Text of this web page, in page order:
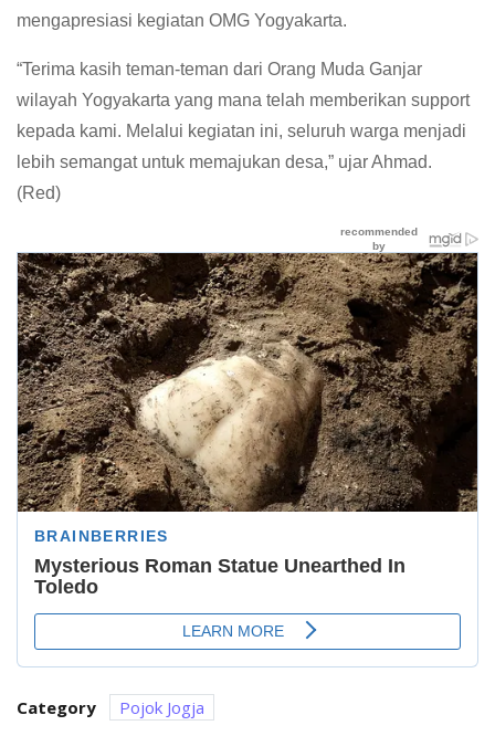
mengapresiasi kegiatan OMG Yogyakarta.
“Terima kasih teman-teman dari Orang Muda Ganjar
wilayah Yogyakarta yang mana telah memberikan support
kepada kami. Melalui kegiatan ini, seluruh warga menjadi
lebih semangat untuk memajukan desa,” ujar Ahmad.
(Red)
Category Pojok Jogja